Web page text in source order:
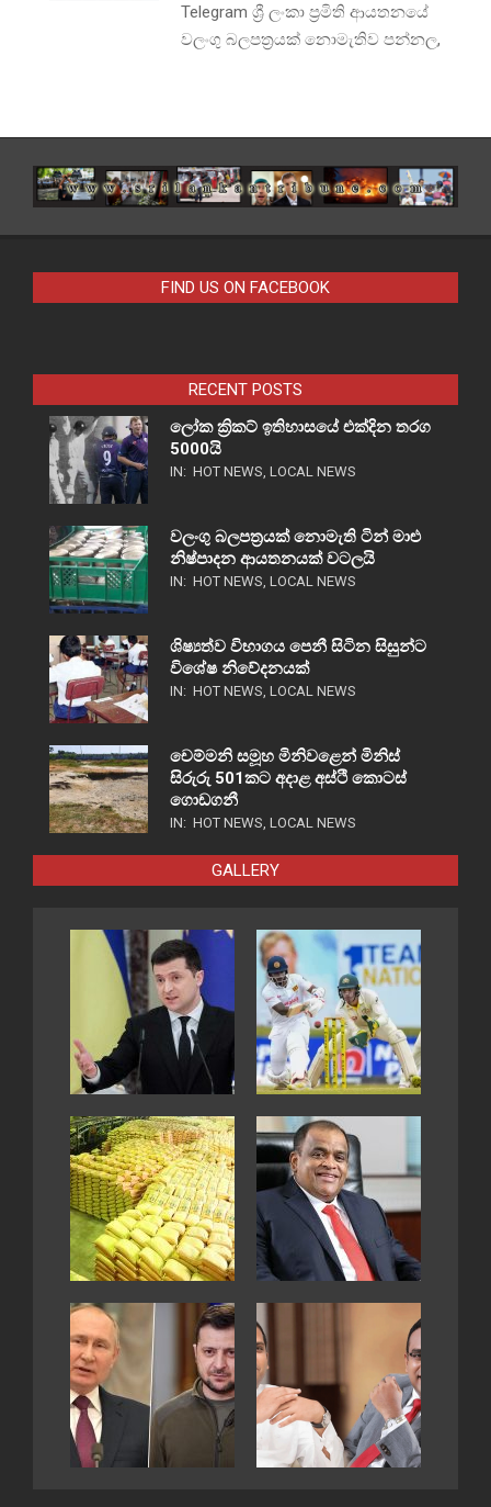
Telegram ශ්‍රී ලංකා ප්‍රමිති ආයතනයේ
වලංගු බලපත්‍රයක් නොමැතිව පන්නල,
FIND US ON FACEBOOK
RECENT POSTS
ලෝක ක්‍රිකට් ඉතිහාසයේ එක්දින තරග
5000යි
IN: HOT NEWS, LOCAL NEWS
වලංගු බලපත්‍රයක් නොමැති ටින් මාළු
නිෂ්පාදන ආයතනයක් වටලයි
IN: HOT NEWS, LOCAL NEWS
ශිෂ්‍යත්ව විභාගය පෙනී සිටින සිසුන්ට
විශේෂ නිවේදනයක්
IN: HOT NEWS, LOCAL NEWS
චෙම්මනි සමූහ මිනිවළෙන් මිනිස්
සිරුරු 501කට අදාළ අස්ථි කොටස්
ගොඩගනී
IN: HOT NEWS, LOCAL NEWS
GALLERY